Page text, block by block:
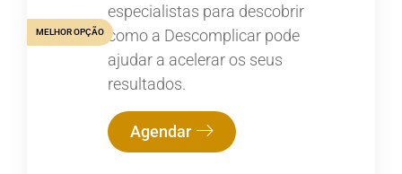
especialistas para descobrir
como a Descomplicar pode
ajudar a acelerar os seus
resultados.
Agendar
MELHOR OPÇÃO